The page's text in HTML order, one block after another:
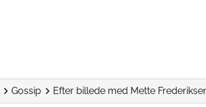
Gossip Efter billede med Mette